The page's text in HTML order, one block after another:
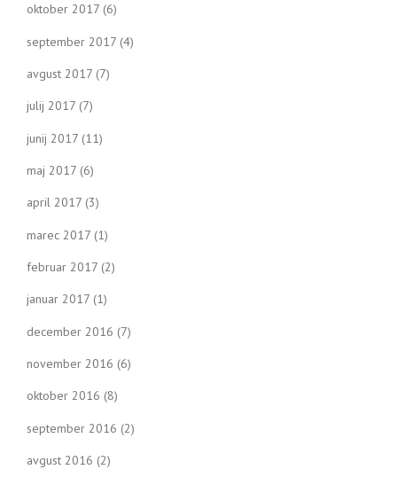
oktober 2017 (6)
september 2017 (4)
avgust 2017 (7)
julij 2017 (7)
junij 2017 (11)
maj 2017 (6)
april 2017 (3)
marec 2017 (1)
februar 2017 (2)
januar 2017 (1)
december 2016 (7)
november 2016 (6)
oktober 2016 (8)
september 2016 (2)
avgust 2016 (2)